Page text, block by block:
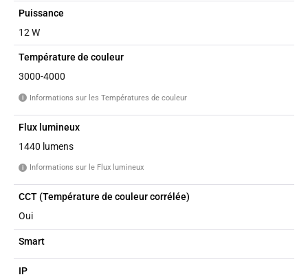
Puissance
12 W
Température de couleur
3000-4000
i Informations sur les Températures de couleur
Flux lumineux
1440 lumens
i Informations sur le Flux lumineux
CCT (Température de couleur corrélée)
Oui
Smart
IP